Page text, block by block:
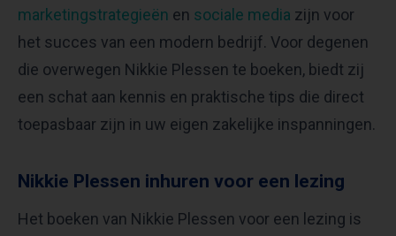
marketingstrategieën en sociale media zijn voor
het succes van een modern bedrijf. Voor degenen
die overwegen Nikkie Plessen te boeken, biedt zij
een schat aan kennis en praktische tips die direct
toepasbaar zijn in uw eigen zakelijke inspanningen.
Nikkie Plessen inhuren voor een lezing
Het boeken van Nikkie Plessen voor een lezing is